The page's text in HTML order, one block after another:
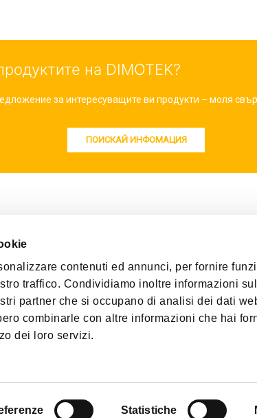
contenuti ed annunci, per fornire
traffico. Condividiamo inoltre informazioni
partner che si occupano di analisi dei dati
combinarle con altre informazioni che hai
dei loro servizi.
Statistiche
на DIMOTEK?
за интересуващите ви продукти – моля
ПОИСКАЙ ИНФОМАЦИЯ
БАЗА
зона
ТЪРГОВСКИ ОФИС
ул. Горски пътник 56,
(MI) Italia | P.IVA 00744600156